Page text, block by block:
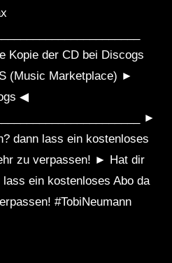
Kopie der CD bei Discogs
(Music Marketplace) ►
◀
►
dann lass ein kostenloses
zu verpassen! ► Hat dir
ein kostenloses Abo da
#TobiNeumann